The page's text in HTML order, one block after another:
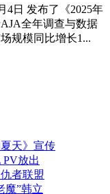
4日 发布了《2025年
全年调查与数据
规模同比增长1...
天》宣传
放出
者联盟
魔”韩立